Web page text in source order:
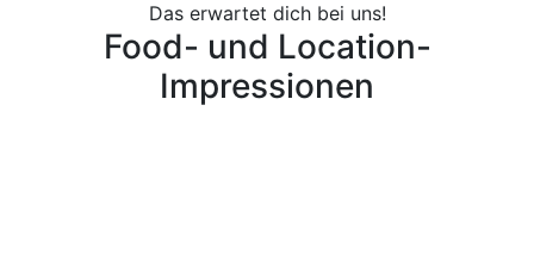
Das erwartet dich bei uns!
Food- und Location-
Impressionen